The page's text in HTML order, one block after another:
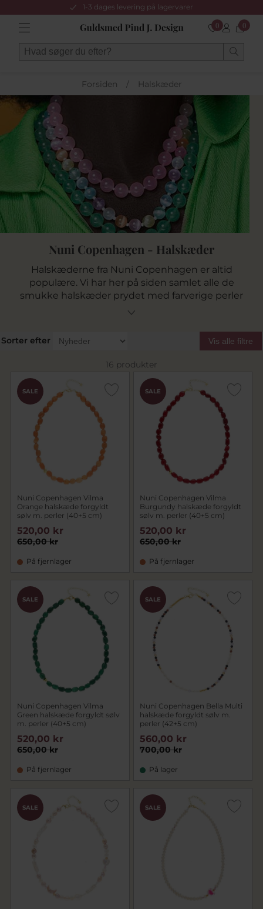
1-3 dages levering på lagervarer
0 0
Forsiden / Halskæder
Nuni Copenhagen - Halskæder
Halskæderne fra Nuni Copenhagen er altid
populære. Vi har her på siden samlet alle de
smukke halskæder prydet med farverige perler
og halvædelsten.
Sorter efter Vis alle filtre
16 produkter
SALE
Nuni Copenhagen Vilma
Orange halskæde forgyldt
sølv m. perler (40+5 cm)
650,00 kr
520,00 kr
På fjernlager
SALE
Nuni Copenhagen Vilma
Burgundy halskæde forgyldt
sølv m. perler (40+5 cm)
650,00 kr
520,00 kr
På fjernlager
SALE
Nuni Copenhagen Vilma
Green halskæde forgyldt sølv
m. perler (40+5 cm)
650,00 kr
520,00 kr
På fjernlager
SALE
Nuni Copenhagen Bella Multi
halskæde forgyldt sølv m.
perler (42+5 cm)
700,00 kr
560,00 kr
På lager
SALE SALE